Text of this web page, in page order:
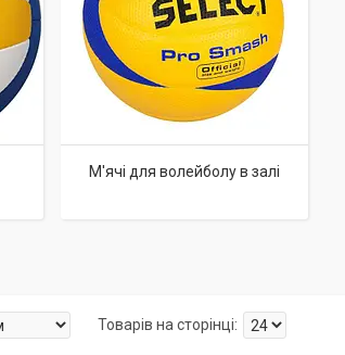
М'ячі для волейболу в залі